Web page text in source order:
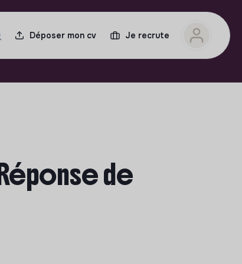
Déposer mon cv Je recrute
de